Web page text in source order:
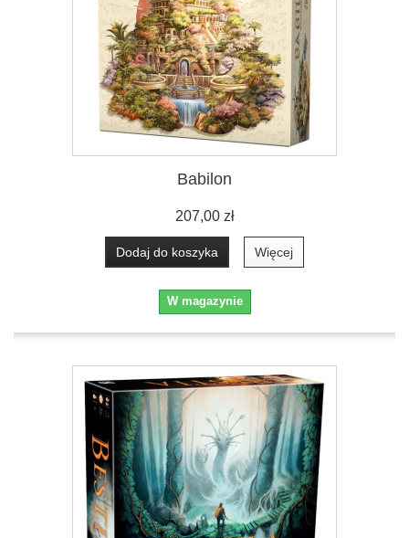
Babilon
207,00 zł
Dodaj do koszyka Więcej
W magazynie